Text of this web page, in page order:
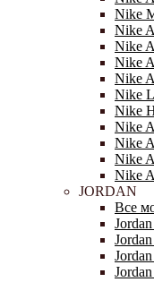
Nike
Nike
Nike
Nike
Nike
Nike
Nike
Nike
Nike
Nike
Nike
JORDAN
Все